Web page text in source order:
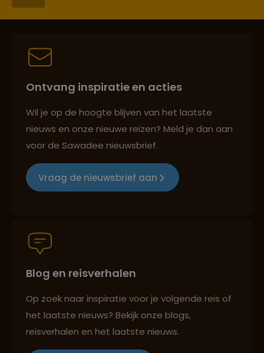
Reiszekerheid met Sawadee
Reizen met oog voor mens, cultuur en milieu
Reiszekerheid met Sawadee
Persoonlijk en deskundig reisadvies
Ontvang inspiratie en acties
Wil je op de hoogte blijven van het laatste
nieuws en onze nieuwe reizen? Meld je dan aan
voor de Sawadee nieuwsbrief.
Vraag de nieuwsbrief aan
Blog en reisverhalen
Op zoek naar inspiratie voor je volgende reis of
het laatste nieuws? Bekijk onze blogs,
reisverhalen en het laatste nieuws.